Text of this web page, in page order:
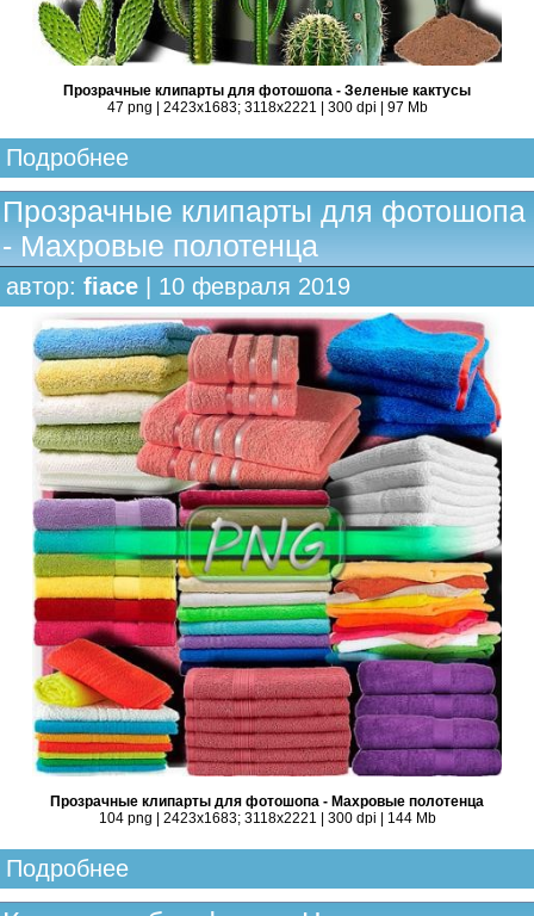
Прозрачные клипарты для фотошопа - Зеленые кактусы
47 png | 2423x1683; 3118х2221 | 300 dpi | 97 Mb
Подробнее
Прозрачные клипарты для фотошопа
- Махровые полотенца
автор: fiace | 10 февраля 2019
Прозрачные клипарты для фотошопа - Махровые полотенца
104 png | 2423x1683; 3118х2221 | 300 dpi | 144 Mb
Подробнее